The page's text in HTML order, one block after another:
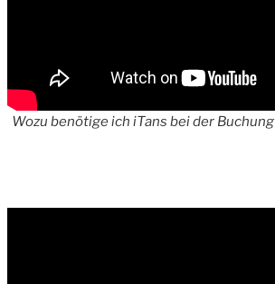
Wozu benötige ich iTans bei der Buchung